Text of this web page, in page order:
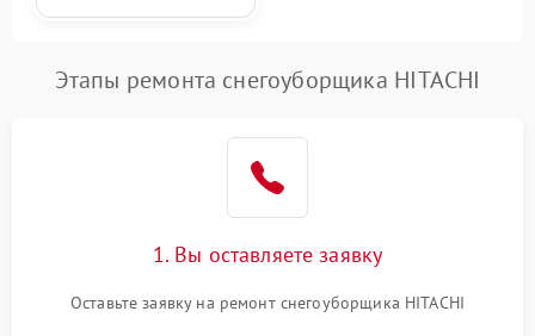
Этапы ремонта снегоуборщика HITACHI
1. Вы оставляете заявку
Оставьте заявку на ремонт снегоуборщика HITACHI